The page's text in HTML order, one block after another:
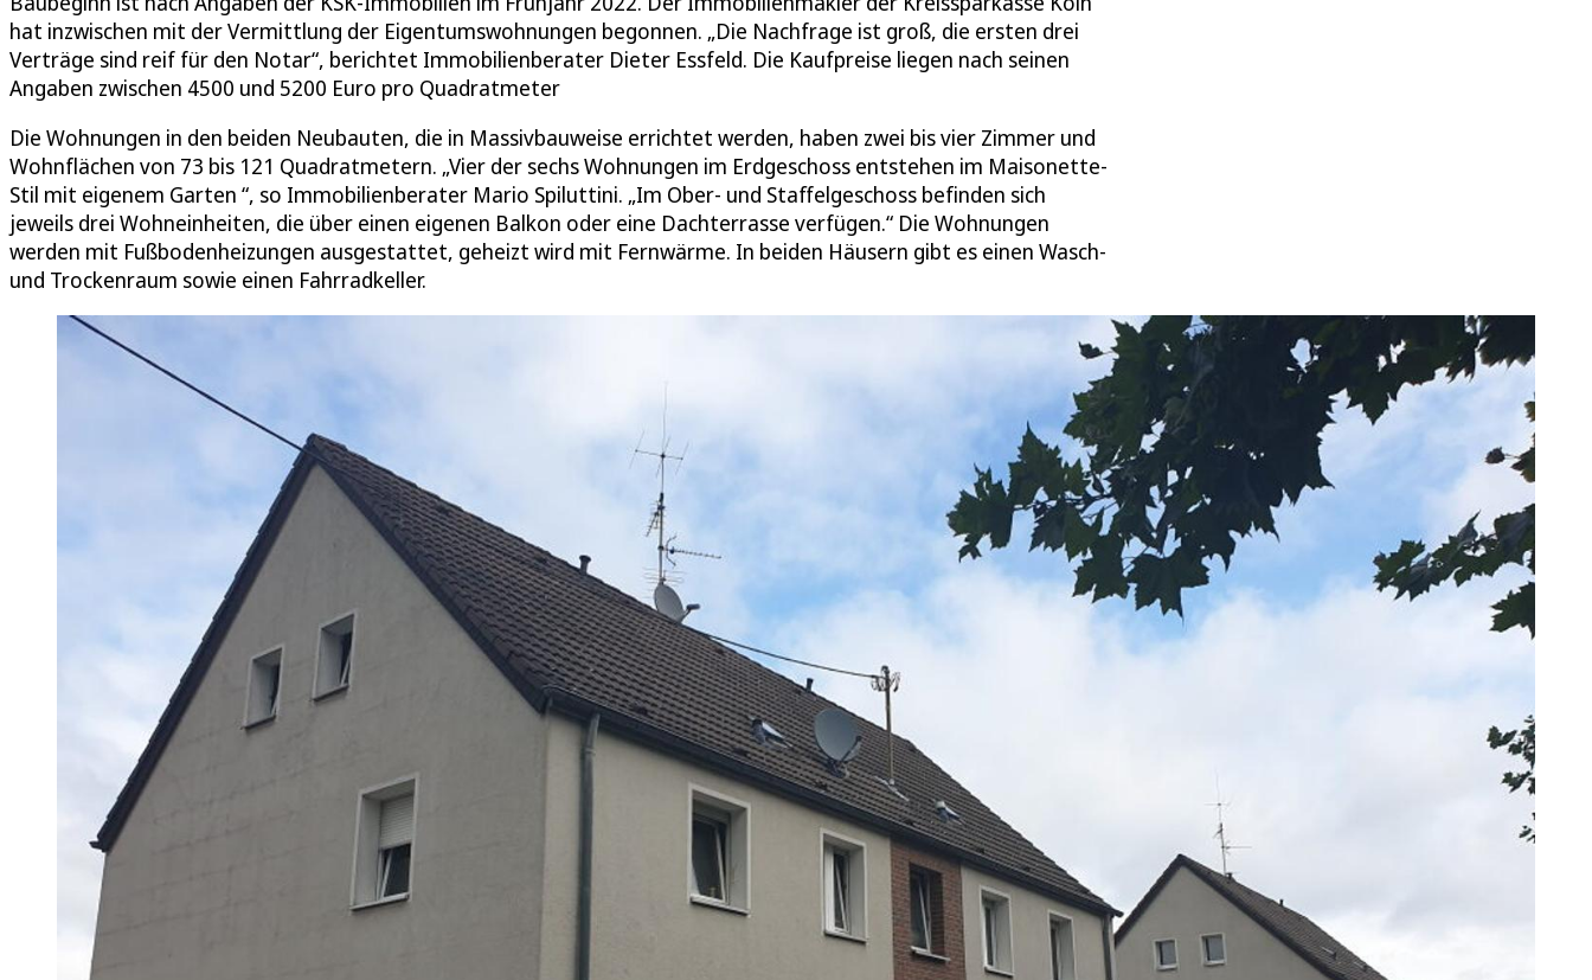
hat inzwischen mit der Vermittlung der Eigentumswohnungen begonnen. „Die Nachfrage ist groß, die ersten drei
Verträge sind reif für den Notar“, berichtet Immobilienberater Dieter Essfeld. Die Kaufpreise liegen nach seinen
Angaben zwischen 4500 und 5200 Euro pro Quadratmeter
Die Wohnungen in den beiden Neubauten, die in Massivbauweise errichtet werden, haben zwei bis vier Zimmer und
Wohnflächen von 73 bis 121 Quadratmetern. „Vier der sechs Wohnungen im Erdgeschoss entstehen im Maisonette-
Stil mit eigenem Garten “, so Immobilienberater Mario Spiluttini. „Im Ober- und Staffelgeschoss befinden sich
jeweils drei Wohneinheiten, die über einen eigenen Balkon oder eine Dachterrasse verfügen.“ Die Wohnungen
werden mit Fußbodenheizungen ausgestattet, geheizt wird mit Fernwärme. In beiden Häusern gibt es einen Wasch-
und Trockenraum sowie einen Fahrradkeller.